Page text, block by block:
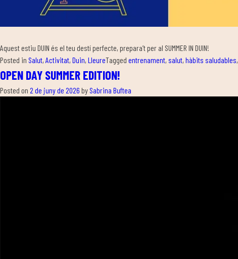
Aquest estiu DUIN és el teu destí perfecte, prepara’t per al SUMMER IN DUIN!
Posted in Salut, Activitat, Duin, LleureTagged entrenament, salut, hàbits saludables,
OPEN DAY SUMMER EDITION!
Posted on 2 de juny de 2026 bySabrina Buftea